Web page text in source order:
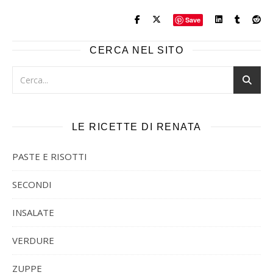
Save
CERCA NEL SITO
LE RICETTE DI RENATA
PASTE E RISOTTI
SECONDI
INSALATE
VERDURE
ZUPPE